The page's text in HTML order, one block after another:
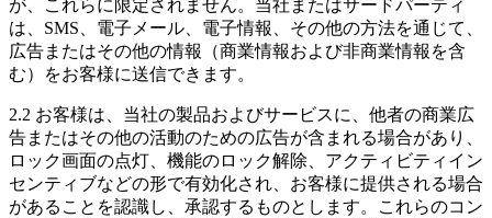
が、これらに限定されません。当社またはサードパーティ
は、SMS、電子メール、電子情報、その他の方法を通じて、
広告またはその他の情報（商業情報および非商業情報を含
む）をお客様に送信できます。
2.2 お客様は、当社の製品およびサービスに、他者の商業広
告またはその他の活動のための広告が含まれる場合があり、
ロック画面の点灯、機能のロック解除、アクティビティイン
センティブなどの形で有効化され、お客様に提供される場合
があることを認識し、承認するものとします。これらのコン